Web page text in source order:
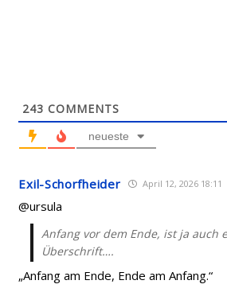
243 COMMENTS
neueste
Exil-Schorfheider April 12, 2026 18:11
@ursula
Anfang vor dem Ende, ist ja auch
Überschrift….
„Anfang am Ende, Ende am Anfang.“